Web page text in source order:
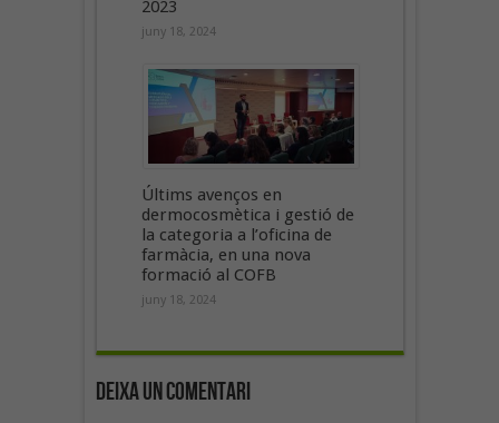
2023
juny 18, 2024
Últims avenços en
dermocosmètica i gestió de
la categoria a l’oficina de
farmàcia, en una nova
formació al COFB
juny 18, 2024
Deixa un Comentari